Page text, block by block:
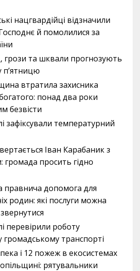
нацгвардійці відзначили
й помолилися за
грози та шквали прогнозують
п’ятницю
втратила захисника
понад два роки
безвісти
зафіксували температурний
Іван Карабаник з
просить гідно
правнича допомога для
родин: які послуги можна
перевірили роботу
громадському транспорті
і 12 пожеж в екосистемах
рятувальники